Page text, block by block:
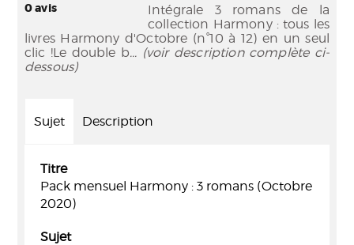
0avis
Intégrale 3 romans de la
collection Harmony : tous les
livres Harmony d'Octobre (n°10 à 12) en un seul
clic !Le double b... (voir description complète ci-
dessous)
Sujet Description
Titre
Pack mensuel Harmony : 3 romans (Octobre
2020)
Sujet